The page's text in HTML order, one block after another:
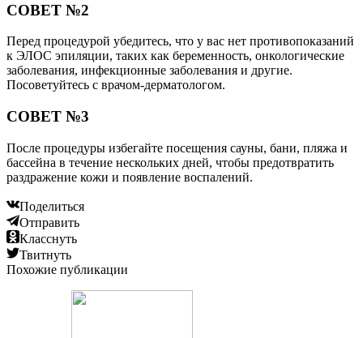
СОВЕТ №2
Перед процедурой убедитесь, что у вас нет противопоказаний
к ЭЛОС эпиляции, таких как беременность, онкологические
заболевания, инфекционные заболевания и другие.
Посоветуйтесь с врачом-дерматологом.
СОВЕТ №3
После процедуры избегайте посещения сауны, бани, пляжа и
бассейна в течение нескольких дней, чтобы предотвратить
раздражение кожи и появление воспалений.
Поделиться
Отправить
Класснуть
Твитнуть
Похожие публикации